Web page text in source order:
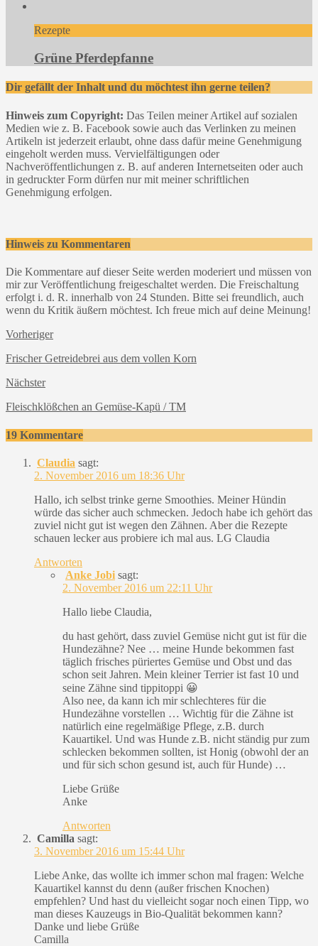
Rezepte
Grüne Pferdepfanne
Dir gefällt der Inhalt und du möchtest ihn gerne teilen?
Hinweis zum Copyright: Das Teilen meiner Artikel auf sozialen
Medien wie z. B. Facebook sowie auch das Verlinken zu meinen
Artikeln ist jederzeit erlaubt, ohne dass dafür meine Genehmigung
eingeholt werden muss. Vervielfältigungen oder
Nachveröffentlichungen z. B. auf anderen Internetseiten oder auch
in gedruckter Form dürfen nur mit meiner schriftlichen
Genehmigung erfolgen.
Hinweis zu Kommentaren
Die Kommentare auf dieser Seite werden moderiert und müssen von
mir zur Veröffentlichung freigeschaltet werden. Die Freischaltung
erfolgt i. d. R. innerhalb von 24 Stunden. Bitte sei freundlich, auch
wenn du Kritik äußern möchtest. Ich freue mich auf deine Meinung!
Vorheriger
Frischer Getreidebrei aus dem vollen Korn
Nächster
Fleischklößchen an Gemüse-Kapü / TM
19 Kommentare
Claudia sagt:
2. November 2016 um 18:36 Uhr
Hallo, ich selbst trinke gerne Smoothies. Meiner Hündin
würde das sicher auch schmecken. Jedoch habe ich gehört das
zuviel nicht gut ist wegen den Zähnen. Aber die Rezepte
schauen lecker aus probiere ich mal aus. LG Claudia
Antworten
Anke Jobi sagt:
2. November 2016 um 22:11 Uhr
Hallo liebe Claudia,
du hast gehört, dass zuviel Gemüse nicht gut ist für die
Hundezähne? Nee … meine Hunde bekommen fast
täglich frisches püriertes Gemüse und Obst und das
schon seit Jahren. Mein kleiner Terrier ist fast 10 und
seine Zähne sind tippitoppi 😀
Also nee, da kann ich mir schlechteres für die
Hundezähne vorstellen … Wichtig für die Zähne ist
natürlich eine regelmäßige Pflege, z.B. durch
Kauartikel. Und was Hunde z.B. nicht ständig pur zum
schlecken bekommen sollten, ist Honig (obwohl der an
und für sich schon gesund ist, auch für Hunde) …
Liebe Grüße
Anke
Antworten
Camilla sagt:
3. November 2016 um 15:44 Uhr
Liebe Anke, das wollte ich immer schon mal fragen: Welche
Kauartikel kannst du denn (außer frischen Knochen)
empfehlen? Und hast du vielleicht sogar noch einen Tipp, wo
man dieses Kauzeugs in Bio-Qualität bekommen kann?
Danke und liebe Grüße
Camilla